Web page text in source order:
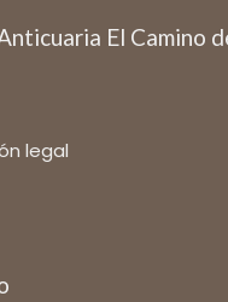
El Camino
legal